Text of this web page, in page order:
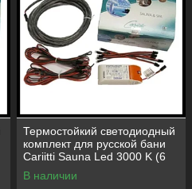
Термостойкий светодиодный
комплект для русской бани
Cariitti Sauna Led 3000 K (6
светодиодов +
трансформатор)
В наличии